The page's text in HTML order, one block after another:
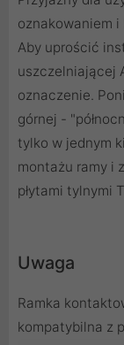
oznakowaniem
Aby uprościć
uszczelniającej
oznaczenie.
górnej -
tylko w jednym
montażu ramy i
płytami tylnymi
Uwaga
Ramka
kompatybilna z